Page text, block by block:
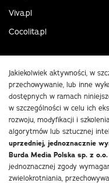
Viva.pl
Cocolita.pl
Jakiekolwiek aktywności, w
przechowywanie, lub inne
dostępnych w ramach
w szczególności w celu ich
rozwoju, modyfikacji i
algorytmów lub sztucznej
uprzedniej, jednoznacznie
Burda Media Polska sp. z o.o.
jednoznacznej zgody
zwielokrotniania,